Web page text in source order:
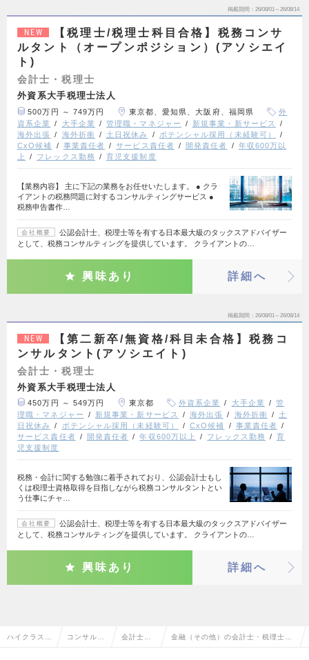
掲載期間 26/08/01～26/08/14
NEW
【税理士/税理士科目合格】税務コンサ
ルタント（オープンポジション）(アソシエイ
ト)
会計士・税理士
外資系大手税理士法人
500万円 ～ 749万円 東京都、愛知県、大阪府、福岡県
外
資系企業
大手企業 管理職・マネジャー
新規事業・新サービス
海外出張
海外折衝 土日祝休み
ポテンシャル採用（未経験可）
CxO候補
事業責任者 サービス責任者 開発責任者
年収600万以
上
フレックス勤務 育児支援制度
【業務内容】 主に下記の業務をお任せいたします。 ● クラ
イアントの税務問題に対するコンサルティングサービス ●
税務申告書作…
会社概要
公認会計士、税理士等を有する日本最大級のタックスアドバイザー
として、税務コンサルティングを提供しています。 クライアントの…
興味あり 詳細へ
掲載期間 26/08/01～26/08/14
NEW
【第二新卒/無資格/科目未合格】税務コ
ンサルタント(アソシエイト)
会計士・税理士
外資系大手税理士法人
450万円 ～ 549万円 東京都 外資系企業 大手企業
管
理職・マネジャー
新規事業・新サービス 海外出張 海外折衝
土
日祝休み
ポテンシャル採用（未経験可） CxO候補
事業責任者
サービス責任者
開発責任者 年収600万以上 フレックス勤務
育
児支援制度
税務・会計に関する勉強に着手されており、公認会計士もし
くは税理士資格取得を目指しながら税務コンサルタントとい
う仕事にチャ…
会社概要
公認会計士、税理士等を有する日本最大級のタックスアドバイザー
として、税務コンサルティングを提供しています。 クライアントの…
興味あり 詳細へ
ハイクラス求 コンサルタ 会計士・ 金融（その他）の会計士・税理士の